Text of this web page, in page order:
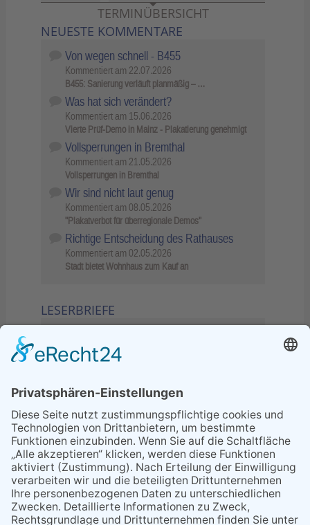
TERMINÜBERSICHT
NEUESTE KOMMENTARE
Von wegen schnell - B455
Kommentiert am 22.07.2026
B455: Sanierung verläuft planmäßig – …
Was hat sich verändert?
Kommentiert am 15.06.2026
Vierte Prüf-Demo in Mainz - Plakatierung genehmigt
Vollsperrungen in Bremthal
Kommentiert am 21.05.2026
Vollsperrungen in Bremthal
Wir sind nicht laut genug
Kommentiert am 08.05.2026
"Plakatverbot für überregionale Demos"
Richtige Entscheidung des Rathauses
Kommentiert am 02.05.2026
Stadt bietet Wohnhaus zum Kauf an
LESERBRIEFE
Sperrung B455: Kleiner
Grenzverkehr statt weite Wege
21.04.2026
Wenn Bahn-Computer nicht
miteinander kommunizieren
11.03.2026
"Plakatverbot für überregionale
Demos"
04.02.2026
Gelbe Tonne – Ein kleiner Blick
über den Tellerand